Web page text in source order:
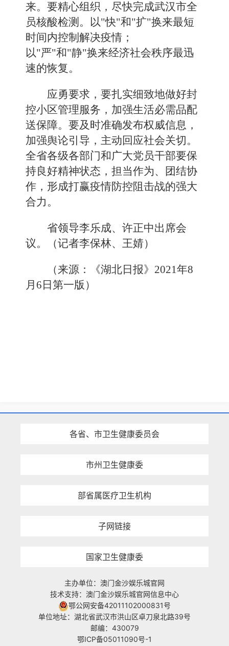
来。要精心组织，尽快完成武汉市全
员核酸检测。以"快"和"扩"换来最短
时间内控制解决疫情；
以"严"和"静"换来经济社会秩序最迅
速的恢复。
应勇要求，要扎实细致地做好封
控小区管理服务，加强生活必需品配
送保障。要及时准确发布权威信息，
加强舆论引导，主动回应社会关切。
全省各级各部门和广大党员干部要保
持良好精神状态，担当作为、团结协
作，形成打赢疫情防控阻击战的强大
合力。
省领导李乐成、许正中出席会
议。（记者李保林、王婧）
（来源：《湖北日报》2021年8
月6日第一版）
各省、市卫生健康委员会
市州卫生健康委
部省属医疗卫生机构
子网链接
国家卫生健康委
主办单位：澳门金沙娱乐城官网
技术支持：澳门金沙娱乐城官网信息中心
鄂公网安备42011102000831号
单位地址：湖北省武汉市洪山区卓刀泉北路39号
邮编：430079
鄂ICP备05011090号-1